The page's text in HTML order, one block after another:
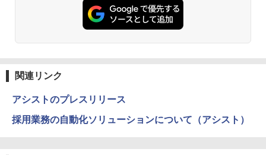
関連リンク
アシストのプレスリリース
採用業務の自動化ソリューションについて（アシスト）